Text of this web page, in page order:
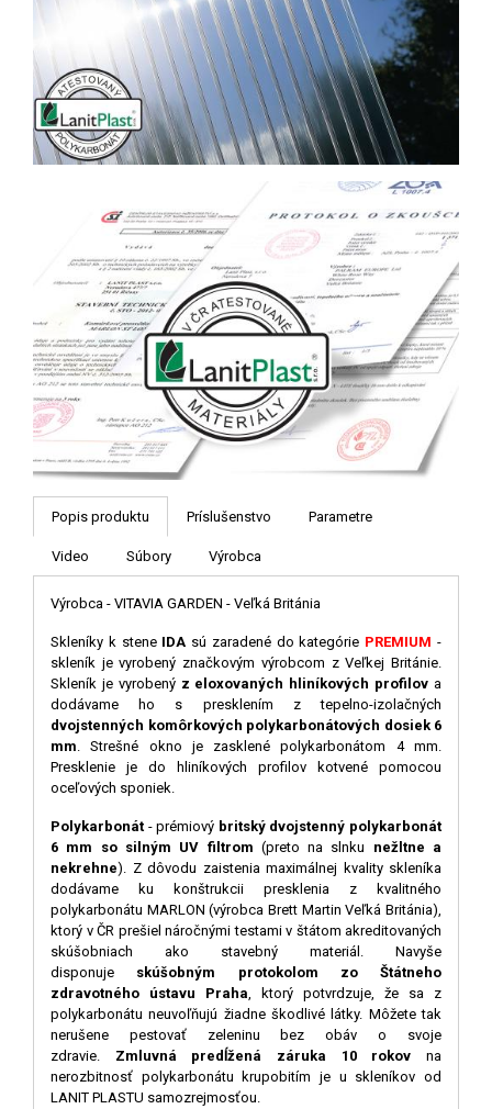
Popis produktu Príslušenstvo Parametre
Video Súbory Výrobca
Výrobca - VITAVIA GARDEN - Veľká Británia
Skleníky k stene IDA sú zaradené do kategórie PREMIUM-
skleník je vyrobený značkovým výrobcom z Veľkej Británie
Skleník je vyrobený z eloxovaných hliníkových profilov a
dodávame ho s presklením z tepelno-izolačných
dvojstenných komôrkových polykarbonátových dosiek 6
mm . Strešné okno je zasklené polykarbonátom 4 mm.
Presklenie je do hliníkových profilov kotvené pomocou
oceľových sponiek.
Polykarbonát - prémiový britský dvojstenný polykarbonát
6 mm so silným UV filtrom (preto na slnku nežltne a
nekrehne). Z dôvodu zaistenia maximálnej kvality skleníka
dodávame ku konštrukcii presklenia z kvalitného
polykarbonátu MARLON (výrobca Brett Martin Veľká Británia),
ktorý v ČR prešiel náročnými testami v štátom akreditovaných
skúšobniach ako stavebný materiál. Navyše
disponuje skúšobným protokolom zo Štátneho
zdravotného ústavu Praha , ktorý potvrdzuje, že sa z
polykarbonátu neuvoľňujú žiadne škodlivé látky. Môžete tak
nerušene pestovať zeleninu bez obáv o svoje
zdravie. Zmluvná predĺžená záruka 10 rokov na
nerozbitnosť polykarbonátu krupobitím je u skleníkov od
LANIT PLASTU samozrejmosťou.